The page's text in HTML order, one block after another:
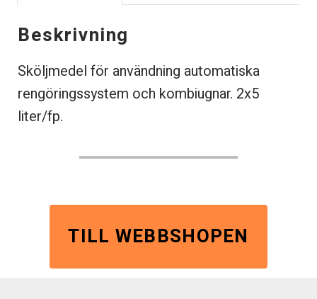
Beskrivning
Sköljmedel för användning automatiska
rengöringssystem och kombiugnar. 2x5
liter/fp.
TILL WEBBSHOPEN